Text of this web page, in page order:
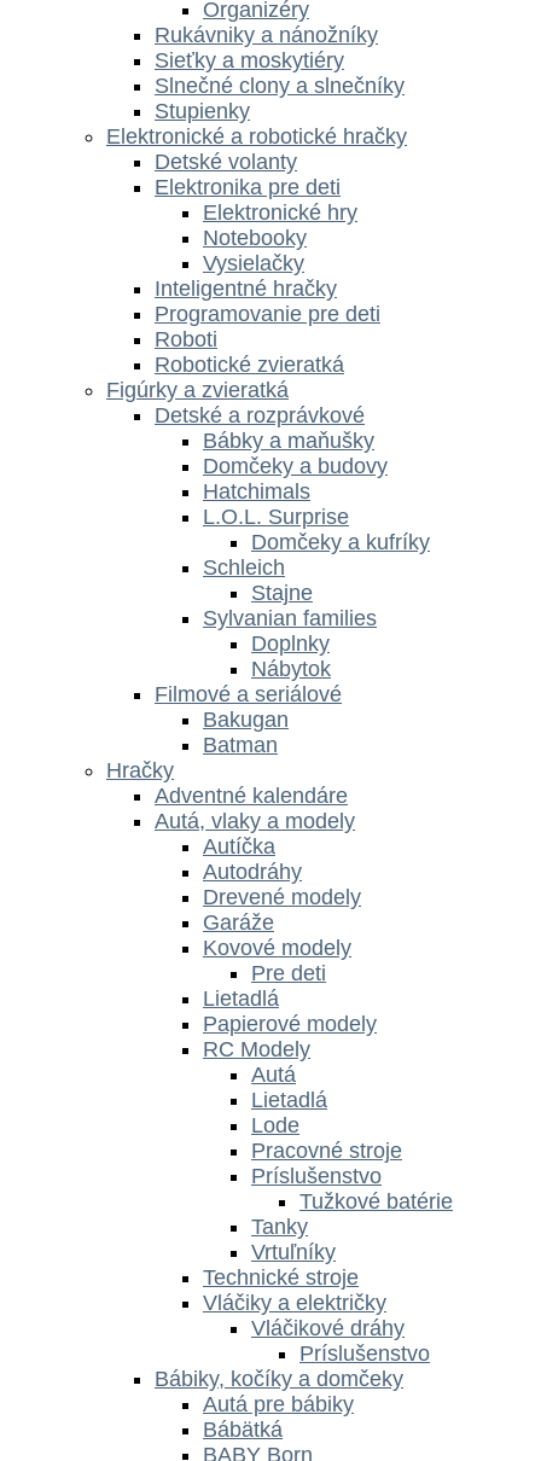
Organizéry
Rukávniky a nánožníky
Sieťky a moskytiéry
Slnečné clony a slnečníky
Stupienky
Elektronické a robotické hračky
Detské volanty
Elektronika pre deti
Elektronické hry
Notebooky
Vysielačky
Inteligentné hračky
Programovanie pre deti
Roboti
Robotické zvieratká
Figúrky a zvieratká
Detské a rozprávkové
Bábky a maňušky
Domčeky a budovy
Hatchimals
L.O.L. Surprise
Domčeky a kufríky
Schleich
Stajne
Sylvanian families
Doplnky
Nábytok
Filmové a seriálové
Bakugan
Batman
Hračky
Adventné kalendáre
Autá, vlaky a modely
Autíčka
Autodráhy
Drevené modely
Garáže
Kovové modely
Pre deti
Lietadlá
Papierové modely
RC Modely
Autá
Lietadlá
Lode
Pracovné stroje
Príslušenstvo
Tužkové batérie
Tanky
Vrtuľníky
Technické stroje
Vláčiky a električky
Vláčikové dráhy
Príslušenstvo
Bábiky, kočíky a domčeky
Autá pre bábiky
Bábätká
BABY Born